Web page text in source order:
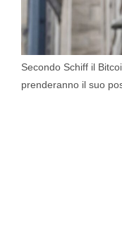
Secondo Schiff il
prenderanno il suo